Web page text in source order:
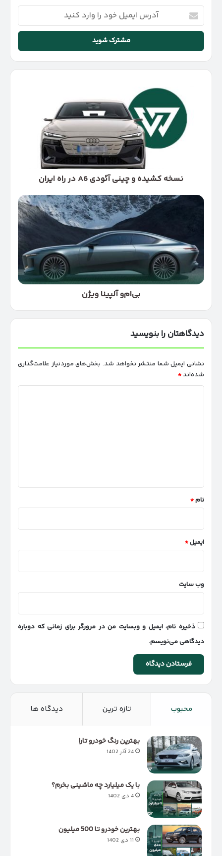
آدرس
ایمیل
خود
وارد
کنید
نسخه کشیده و چینی آئودی A6 در راه ایران
بی‌ام‌و
بی‌ام‌و آلپینا ویژن
دیدگاهتان را بنویسید
نشانی ایمیل شما منتشر نخواهد شد. بخش‌های موردنیاز علامت‌گذاری
شده‌اند *
نام*
ایمیل*
وب‌ سایت
ذخیره نام، ایمیل و وبسایت من در مرورگر برای زمانی که دوباره
دیدگاهی می‌نویسم.
محبوب تازه ترین دیدگاه ها
بهترین رنگ خودرو تارا
24 آذر 1402
با یک میلیارد چه ماشینی بخرم؟
4 دی 1402
بهترین خودرو تا 500 میلیون
11 دی 1402